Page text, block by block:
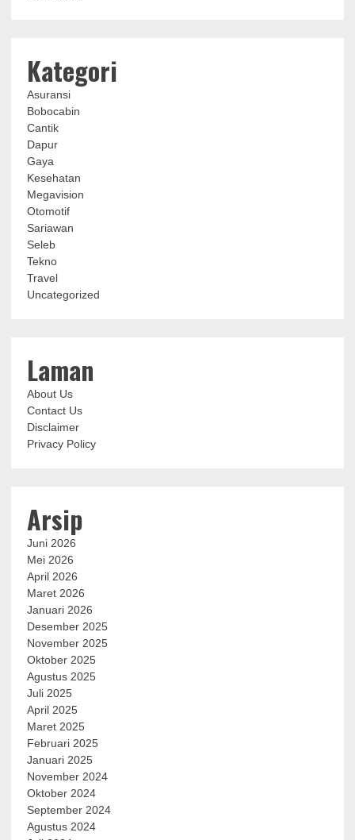
Kategori
Asuransi
Bobocabin
Cantik
Dapur
Gaya
Kesehatan
Megavision
Otomotif
Sariawan
Seleb
Tekno
Travel
Uncategorized
Laman
About Us
Contact Us
Disclaimer
Privacy Policy
Arsip
Juni 2026
Mei 2026
April 2026
Maret 2026
Januari 2026
Desember 2025
November 2025
Oktober 2025
Agustus 2025
Juli 2025
April 2025
Maret 2025
Februari 2025
Januari 2025
November 2024
Oktober 2024
September 2024
Agustus 2024